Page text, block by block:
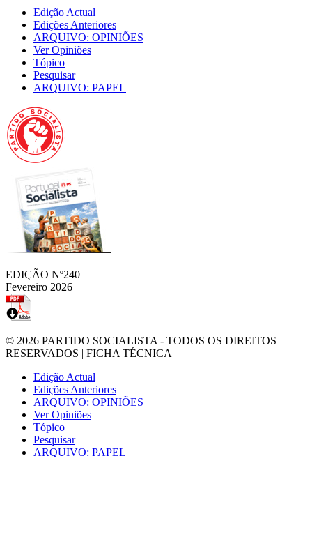
Edição Actual
Edições Anteriores
ARQUIVO: OPINIÕES
Ver Opiniões
Tópico
Pesquisar
ARQUIVO: PAPEL
EDIÇÃO Nº240
Fevereiro 2026
© 2026 PARTIDO SOCIALISTA - TODOS OS DIREITOS
RESERVADOS | FICHA TÉCNICA
Edição Actual
Edições Anteriores
ARQUIVO: OPINIÕES
Ver Opiniões
Tópico
Pesquisar
ARQUIVO: PAPEL